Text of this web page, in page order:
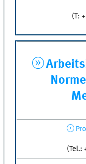
(T:
(Tel.: